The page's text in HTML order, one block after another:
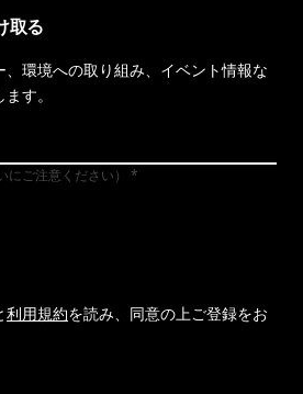
取る
環境への取り組み、イベント情報な
す。
ご注意ください）
利用規約を読み、同意の上ご登録をお